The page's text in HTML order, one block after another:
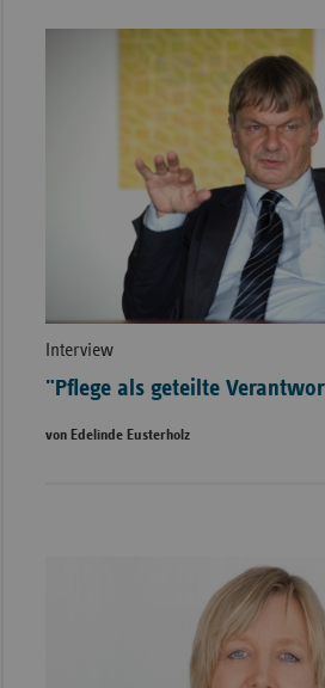
Interview
"Pflege als geteilte
von Edelinde Eusterholz